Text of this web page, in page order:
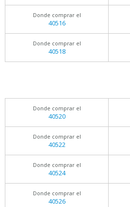
Donde comprar el
40516
Donde comprar el
40518
Donde comprar el
40520
Donde comprar el
40522
Donde comprar el
40524
Donde comprar el
40526